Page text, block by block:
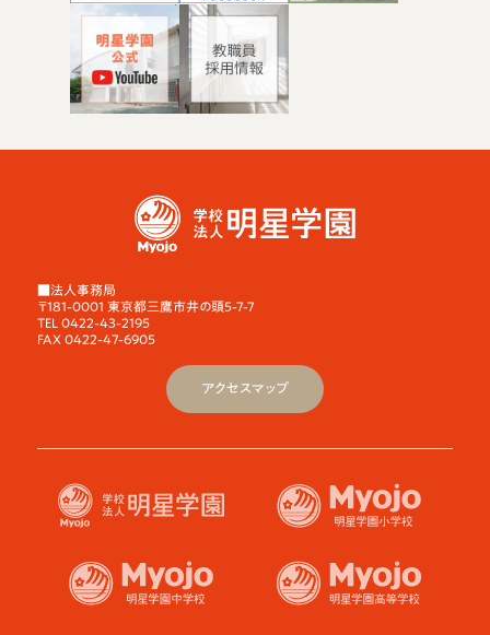
■法人事務局
〒181-0001 東京都三鷹市井の頭5-7-7
TEL 0422-43-2195
FAX 0422-47-6905
アクセスマップ